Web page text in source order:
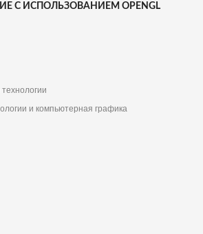
С ИСПОЛЬЗОВАНИЕМ OPENGL
и компьютерная графика